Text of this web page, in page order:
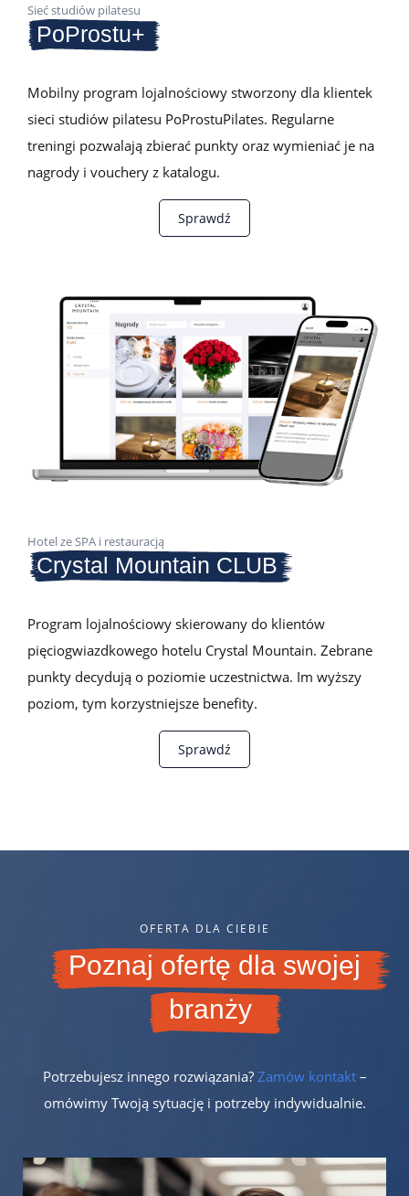
Sieć studiów pilatesu
PoProstu+
Mobilny program lojalnościowy stworzony dla klientek
sieci studiów pilatesu PoProstuPilates. Regularne
treningi pozwalają zbierać punkty oraz wymieniać je na
nagrody i vouchery z katalogu.
Sprawdź
Hotel ze SPA i restauracją
Crystal Mountain CLUB
Program lojalnościowy skierowany do klientów
pięciogwiazdkowego hotelu Crystal Mountain. Zebrane
punkty decydują o poziomie uczestnictwa. Im wyższy
poziom, tym korzystniejsze benefity.
Sprawdź
OFERTA DLA CIEBIE
Poznaj ofertę dla swojej
branży
Potrzebujesz innego rozwiązania? Zamów kontakt–
omówimy Twoją sytuację i potrzeby indywidualnie.